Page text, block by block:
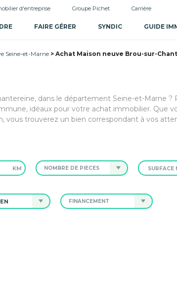
d'entreprise Groupe Pichet Carrière
FAIRE GÉRER SYNDIC GUIDE
Seine-et-Marne Achat Maison neuve Brou-sur-
dans le département Seine-et-Marne
idéaux pour votre achat immobilier. Que
trouverez un bien correspondant à vos
KM NOMBRE DE PIÈCES
FINANCEMENT